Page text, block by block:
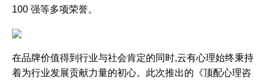
100 强等多项荣誉。
在品牌价值得到行业与社会肯定的同时,云有心理始终秉持
着为行业发展贡献力量的初心。此次推出的《顶配心理咨